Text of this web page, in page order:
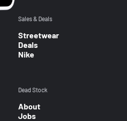
Sales & Deals
Streetwear
Deals
Nike
Dead Stock
About
Jobs